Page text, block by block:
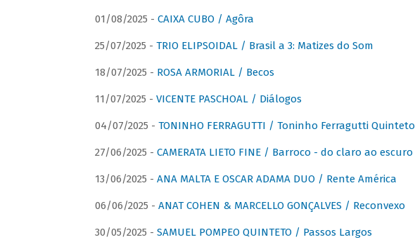
01/08/2025 - CAIXA CUBO / Agôra
25/07/2025 - TRIO ELIPSOIDAL / Brasil a 3: Matizes do Som
18/07/2025 - ROSA ARMORIAL / Becos
11/07/2025 - VICENTE PASCHOAL / Diálogos
04/07/2025 - TONINHO FERRAGUTTI / Toninho Ferragutti Quinteto
27/06/2025 - CAMERATA LIETO FINE / Barroco - do claro ao escuro
13/06/2025 - ANA MALTA E OSCAR ADAMA DUO / Rente América
06/06/2025 - ANAT COHEN & MARCELLO GONÇALVES / Reconvexo
30/05/2025 - SAMUEL POMPEO QUINTETO / Passos Largos